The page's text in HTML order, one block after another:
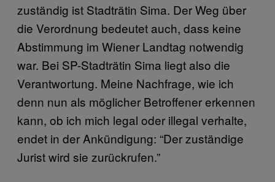
zuständig ist Stadträtin Sima. Der Weg über
die Verordnung bedeutet auch, dass keine
Abstimmung im Wiener Landtag notwendig
war. Bei SP-Stadträtin Sima liegt also die
Verantwortung. Meine Nachfrage, wie ich
denn nun als möglicher Betroffener erkennen
kann, ob ich mich legal oder illegal verhalte,
endet in der Ankündigung: “Der zuständige
Jurist wird sie zurückrufen.”